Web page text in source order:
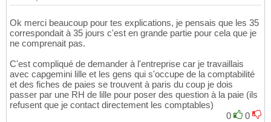
Ok merci beaucoup pour tes explications, je pensais que les 35
correspondait à 35 jours c'est en grande partie pour cela que je
ne comprenait pas.
C'est compliqué de demander à l'entreprise car je travaillais
avec capgemini lille et les gens qui s'occupe de la comptabilité
et des fiches de paies se trouvent à paris du coup je dois
passer par une RH de lille pour poser des question à la paie (ils
refusent que je contact directement les comptables)
0
0